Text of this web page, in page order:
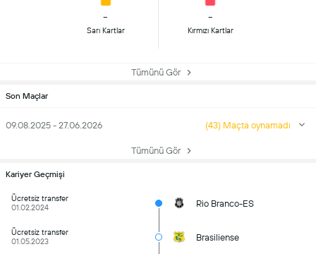
-
Sarı Kartlar
-
Kırmızı Kartlar
Tümünü Gör
Son Maçlar
09.08.2025 - 27.06.2026 (43) Maçta oynamadı
Tümünü Gör
Kariyer Geçmişi
Ücretsiz transfer
01.02.2024
Rio Branco-ES
Ücretsiz transfer
01.05.2023
Brasiliense